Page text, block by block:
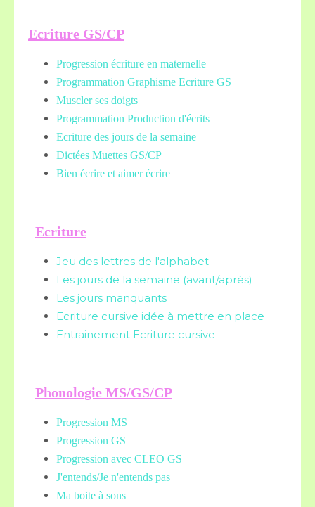
Ecriture GS/CP
Progression écriture en maternelle
Programmation Graphisme Ecriture GS
Muscler ses doigts
Programmation Production d'écrits
Ecriture des jours de la semaine
Dictées Muettes GS/CP
Bien écrire et aimer écrire
Ecriture
Jeu des lettres de l'alphabet
Les jours de la semaine (avant/après)
Les jours manquants
Ecriture cursive idée à mettre en place
Entrainement Ecriture cursive
Phonologie MS/GS/CP
Progression MS
Progression GS
Progression avec CLEO GS
J'entends/Je n'entends pas
Ma boite à sons